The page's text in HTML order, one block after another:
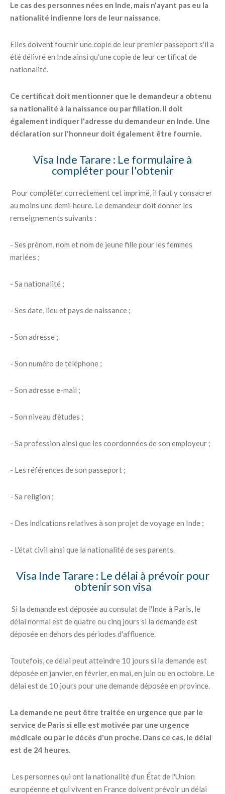
Le cas des personnes nées en Inde, mais n'ayant pas eu la
nationalité indienne lors de leur naissance.
Elles doivent fournir une copie de leur premier passeport s'il a
été délivré en Inde ainsi qu'une copie de leur certificat de
nationalité.
Ce certificat doit mentionner que le demandeur a obtenu
sa nationalité à la naissance ou par filiation. Il doit
également indiquer l'adresse du demandeur en Inde. Une
déclaration sur l'honneur doit également être fournie.
Visa Inde Tarare : Le formulaire à
compléter pour l'obtenir
Pour compléter correctement cet imprimé, il faut y consacrer
au moins une demi-heure. Le demandeur doit donner les
renseignements suivants :
- Ses prénom, nom et nom de jeune fille pour les femmes
mariées ;
- Sa nationalité ;
- Ses date, lieu et pays de naissance ;
- Son adresse ;
- Son numéro de téléphone ;
- Son adresse e-mail ;
- Son niveau d'études ;
- Sa profession ainsi que les coordonnées de son employeur ;
- Les références de son passeport ;
- Sa religion ;
- Des indications relatives à son projet de voyage en Inde ;
- L'état civil ainsi que la nationalité de ses parents.
Visa Inde Tarare : Le délai à prévoir pour
obtenir son visa
Si la demande est déposée au consulat de l'Inde à Paris, le
délai normal est de quatre ou cinq jours si la demande est
déposée en dehors des périodes d'affluence.
Toutefois, ce délai peut atteindre 10 jours si la demande est
déposée en janvier, en février, en mai, en juin ou en octobre. Le
délai est de 10 jours pour une demande déposée en province.
La demande ne peut être traitée en urgence que par le
service de Paris si elle est motivée par une urgence
médicale ou par le décès d'un proche. Dans ce cas, le délai
est de 24 heures.
Les personnes qui ont la nationalité d'un État de l'Union
européenne et qui vivent en France doivent prévoir un délai